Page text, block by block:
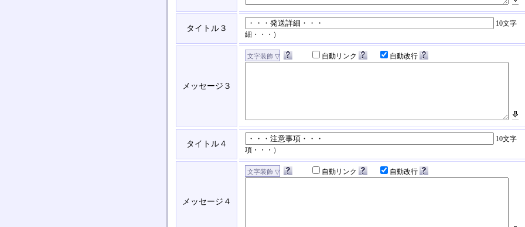
タイトル３
10文字
細・・・）
メッセージ３
自動リンク 自動改行
タイトル４
10文字
項・・・）
メッセージ４
自動リンク 自動改行